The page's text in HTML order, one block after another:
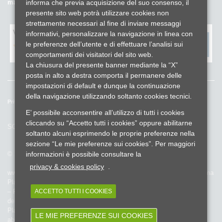
mail.it
Valuta il sito fondo gomma plastica*
Privacy e cookies policy
Lavora con noi
Credits
SOCIAL
© 2025 Fondo Gomma Plastica - Cod.Fiscale 97233020151
www.fondogommaplastica.it è l’unico portale ufficiale del Fondo Gomma
Plastica
– Fondo Pensione Complementare a Capitalizzazione per i lavoratori
dell’industria della Gomma, Cavi Elettrici e affini e delle Materie
Plastiche -
abilitato a rilasciare informazioni e comunicazioni sulla gestione del
informa che previa acquisizione del suo consenso, il
presente sito web potrà utilizzare cookies non
strettamente necessari al fine di inviare messaggi
informativi, personalizzare la navigazione in linea con
le preferenze dell’utente e di effettuare l’analisi sui
comportamenti dei visitatori del sito web.
La chiusura del presente banner mediante la “X”
posta in alto a destra comporta il permanere delle
impostazioni di default e dunque la continuazione
della navigazione utilizzando soltanto cookies tecnici.
E’ possibile acconsentire all’utilizzo di tutti i cookies
cliccando su “Accetto tutti i cookies” oppure abilitarne
soltanto alcuni esprimendo le proprie preferenze nella
sezione “Le mie preferenze sui cookies”. Per maggiori
informazioni è possibile consultare la
privacy & cookies policy
ACCETTO TUTTI I COOKIES
LE MIE PREFERENZE SUI COOKIES